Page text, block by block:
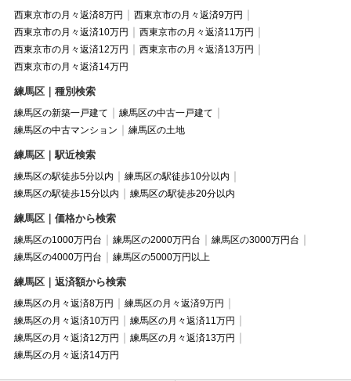
西東京市の月々返済8万円
西東京市の月々返済9万円
西東京市の月々返済10万円
西東京市の月々返済11万円
西東京市の月々返済12万円
西東京市の月々返済13万円
西東京市の月々返済14万円
練馬区｜種別検索
練馬区の新築一戸建て
練馬区の中古一戸建て
練馬区の中古マンション
練馬区の土地
練馬区｜駅近検索
練馬区の駅徒歩5分以内
練馬区の駅徒歩10分以内
練馬区の駅徒歩15分以内
練馬区の駅徒歩20分以内
練馬区｜価格から検索
練馬区の1000万円台 練馬区の2000万円台
練馬区の3000万円台
練馬区の4000万円台
練馬区の5000万円以上
練馬区｜返済額から検索
練馬区の月々返済8万円
練馬区の月々返済9万円
練馬区の月々返済10万円
練馬区の月々返済11万円
練馬区の月々返済12万円
練馬区の月々返済13万円
練馬区の月々返済14万円